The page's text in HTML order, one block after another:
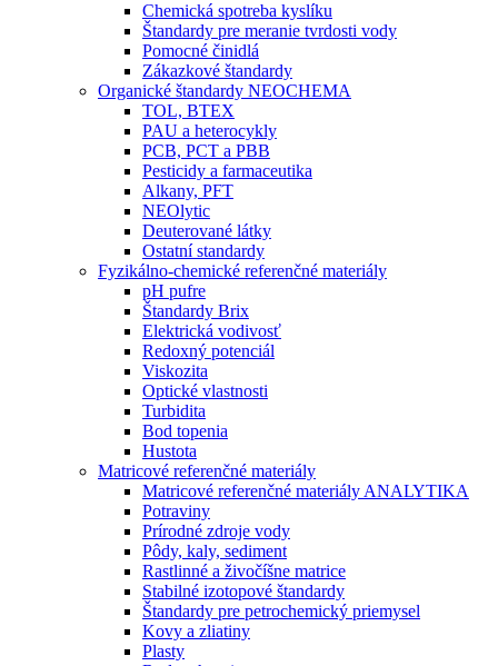
Chemická spotreba kyslíku
Štandardy pre meranie tvrdosti vody
Pomocné činidlá
Zákazkové štandardy
Organické štandardy NEOCHEMA
TOL, BTEX
PAU a heterocykly
PCB, PCT a PBB
Pesticidy a farmaceutika
Alkany, PFT
NEOlytic
Deuterované látky
Ostatní standardy
Fyzikálno-chemické referenčné materiály
pH pufre
Štandardy Brix
Elektrická vodivosť
Redoxný potenciál
Viskozita
Optické vlastnosti
Turbidita
Bod topenia
Hustota
Matricové referenčné materiály
Matricové referenčné materiály ANALYTIKA
Potraviny
Prírodné zdroje vody
Pôdy, kaly, sediment
Rastlinné a živočíšne matrice
Stabilné izotopové štandardy
Štandardy pre petrochemický priemysel
Kovy a zliatiny
Plasty